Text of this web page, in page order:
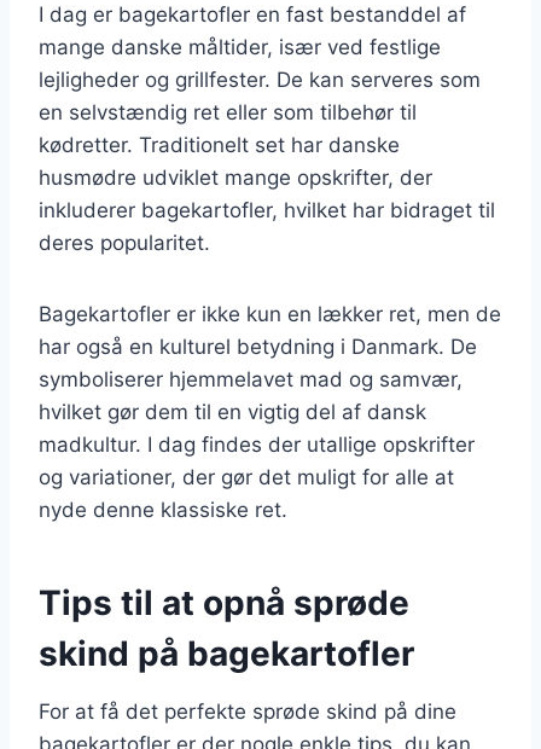
I dag er bagekartofler en fast bestanddel af
mange danske måltider, især ved festlige
lejligheder og grillfester. De kan serveres som
en selvstændig ret eller som tilbehør til
kødretter. Traditionelt set har danske
husmødre udviklet mange opskrifter, der
inkluderer bagekartofler, hvilket har bidraget til
deres popularitet.
Bagekartofler er ikke kun en lækker ret, men de
har også en kulturel betydning i Danmark. De
symboliserer hjemmelavet mad og samvær,
hvilket gør dem til en vigtig del af dansk
madkultur. I dag findes der utallige opskrifter
og variationer, der gør det muligt for alle at
nyde denne klassiske ret.
Tips til at opnå sprøde
skind på bagekartofler
For at få det perfekte sprøde skind på dine
bagekartofler er der nogle enkle tips, du kan